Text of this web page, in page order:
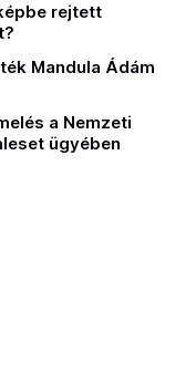
rejtett
Mandula Ádám
a Nemzeti
ügyében